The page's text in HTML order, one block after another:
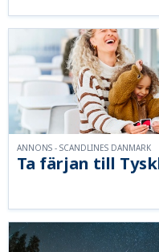
Ta färjan till
ANNONS - SCANDLINES DANMARK